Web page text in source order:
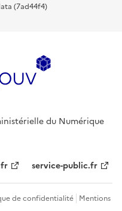
(7ad44f4)
du Numérique
service-public.fr
de confidentialité Mentions